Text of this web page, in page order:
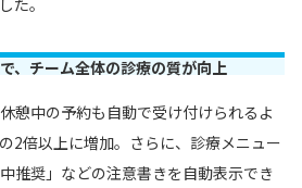
、チーム全体の診療の質が向上
憩中の予約も自動で受け付けられるよ
2倍以上に増加。さらに、診療メニュー
推奨」などの注意書きを自動表示でき